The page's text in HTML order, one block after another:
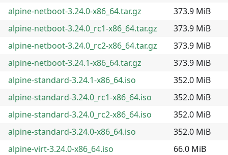
alpine-netboot-3.24.0-x86_64.tar.gz
373.9 MiB
alpine-netboot-3.24.0_rc1-x86_64.tar.gz
373.9 MiB
alpine-netboot-3.24.0_rc2-x86_64.tar.gz
373.9 MiB
alpine-netboot-3.24.1-x86_64.tar.gz
373.9 MiB
alpine-standard-3.24.1-x86_64.iso
352.0 MiB
alpine-standard-3.24.0_rc1-x86_64.iso
352.0 MiB
alpine-standard-3.24.0_rc2-x86_64.iso
352.0 MiB
alpine-standard-3.24.0-x86_64.iso
352.0 MiB
alpine-virt-3.24.0-x86_64.iso
66.0 MiB